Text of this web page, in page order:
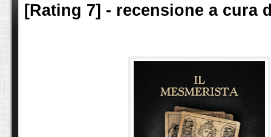
[Rating 7] - recensione a cura